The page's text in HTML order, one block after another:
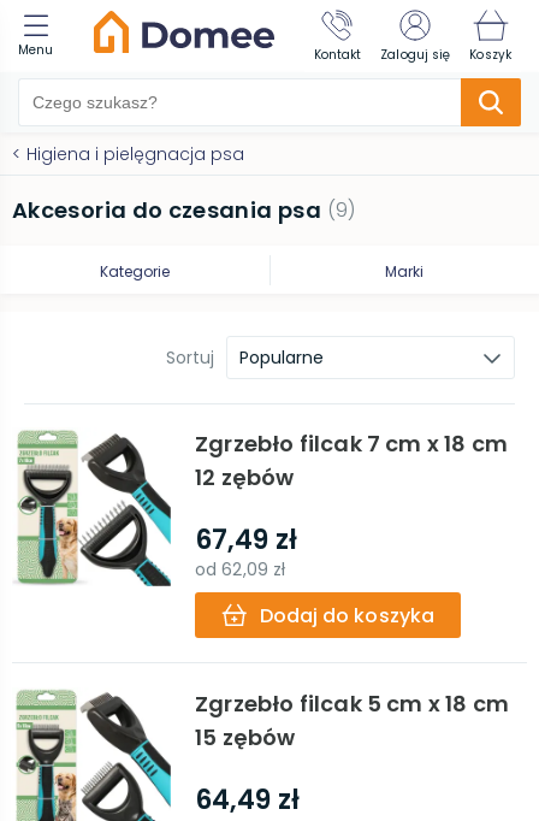
Menu Kontakt Zaloguj się Koszyk
< Higiena i pielęgnacja psa
Akcesoria do czesania psa (9)
Kategorie Marki
Sortuj Popularne
Zgrzebło filcak 7 cm x 18 cm
12 zębów
67,49 zł
od62,09 zł
Dodaj do koszyka
Zgrzebło filcak 5 cm x 18 cm
15 zębów
64,49 zł